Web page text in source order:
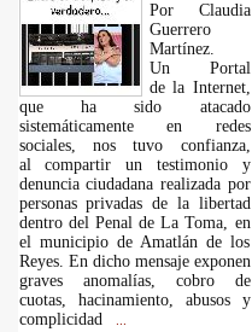
Por Claudia
Guerrero
Martínez.
​Un Portal
de la Internet,
que ha sido atacado
sistemáticamente en redes
sociales, nos tuvo confianza,
al compartir un testimonio y
denuncia ciudadana realizada por
personas privadas de la libertad
dentro del Penal de La Toma, en
el municipio de Amatlán de los
Reyes. En dicho mensaje exponen
graves anomalías, cobro de
cuotas, hacinamiento, abusos y
complicidad